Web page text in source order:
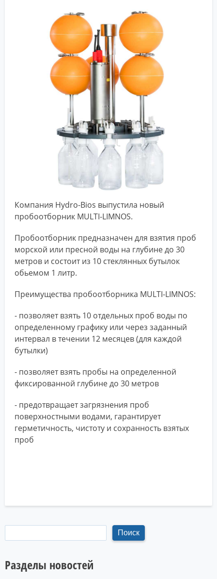
Компания Hydro-Bios выпустила новый
пробоотборник MULTI-LIMNOS.
Пробоотборник предназначен для взятия проб
морской или пресной воды на глубине до 30
метров и состоит из 10 стеклянных бутылок
обьемом 1 литр.
Преимущества пробоотборника MULTI-LIMNOS:
- позволяет взять 10 отдельных проб воды по
определенному графику или через заданный
интервал в течении 12 месяцев (для каждой
бутылки)
- позволяет взять пробы на определенной
фиксированной глубине до 30 метров
- предотвращает загрязнения проб
поверхностными водами, гарантирует
герметичность, чистоту и сохранность взятых
проб
Разделы новостей